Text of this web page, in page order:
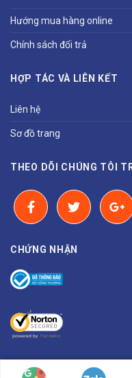
Hướng mua hàng online
Chính sách đổi trả
HỢP TÁC VÀ LIÊN KẾT
Liên hệ
Sơ đồ trang
THEO DÕI CHÚNG TÔI
CHỨNG NHẬN